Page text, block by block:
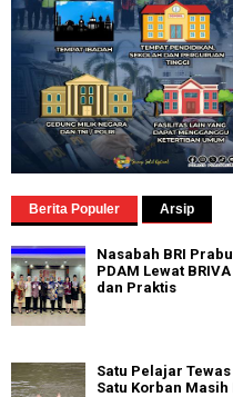
Berita Populer Arsip
Nasabah BRI
PDAM Lewat
dan Praktis
Satu Pelajar
Satu Korban